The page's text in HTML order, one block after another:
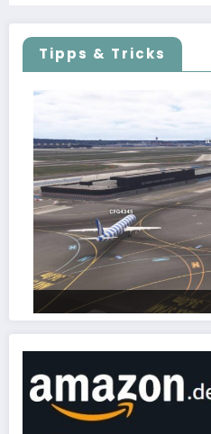
Tipps & Tricks
FSLTL Traffic: Tipps und